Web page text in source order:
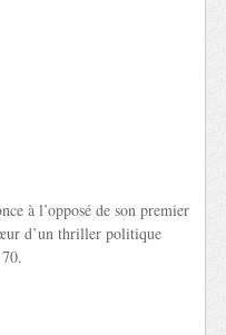
à l’opposé de son premier
d’un thriller politique